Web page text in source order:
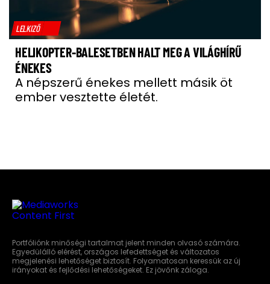
LELKIZŐ
HELIKOPTER-BALESETBEN HALT MEG A VILÁGHÍRŰ
ÉNEKES
A népszerű énekes mellett másik öt
ember vesztette életét.
Portfóliónk minőségi tartalmat jelent minden olvasó számára.
Egyedülálló elérést, országos lefedettséget és változatos
megjelenési lehetőséget biztosít. Folyamatosan keressük az új
irányokat és fejlődési lehetőségeket. Ez jövőnk záloga.